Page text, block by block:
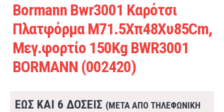
Bormann Bwr3001 Καρότσι
Πλατφόρμα Μ71.5Xπ48Xυ85Cm,
Μεγ.φορτίο 150Kg BWR3001
BORMANN (002420)
ΕΩΣ ΚΑΙ 6 ΔΟΣΕΙΣ (ΜΕΤΑ ΑΠΟ ΤΗΛΕΦΩΝΙΚΗ